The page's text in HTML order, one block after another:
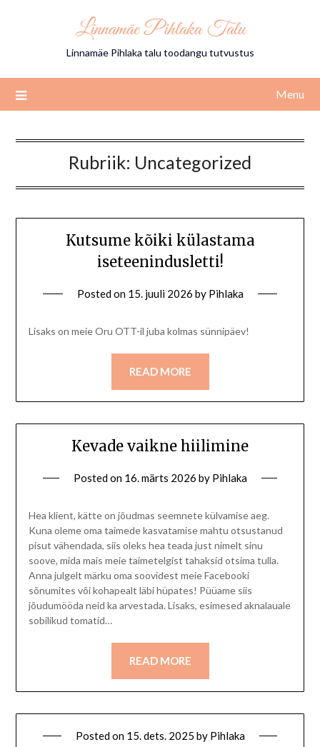
Linnamäe Pihlaka Talu
Linnamäe Pihlaka talu toodangu tutvustus
Menu
Rubriik: Uncategorized
Kutsume kõiki külastama
iseteenindusletti!
Posted on 15. juuli 2026 by Pihlaka
Lisaks on meie Oru OTT-il juba kolmas sünnipäev!
READ MORE
Kevade vaikne hiilimine
Posted on 16. märts 2026 by Pihlaka
Hea klient, kätte on jõudmas seemnete külvamise aeg.
Kuna oleme oma taimede kasvatamise mahtu otsustanud
pisut vähendada, siis oleks hea teada just nimelt sinu
soove, mida mais meie taimetelgist tahaksid otsima tulla.
Anna julgelt märku oma soovidest meie Facebooki
sõnumites või kohapealt läbi hüpates! Püüame siis
jõudumööda neid ka arvestada. Lisaks, esimesed aknalauale
sobilikud tomatid…
READ MORE
Posted on 15. dets. 2025 by Pihlaka